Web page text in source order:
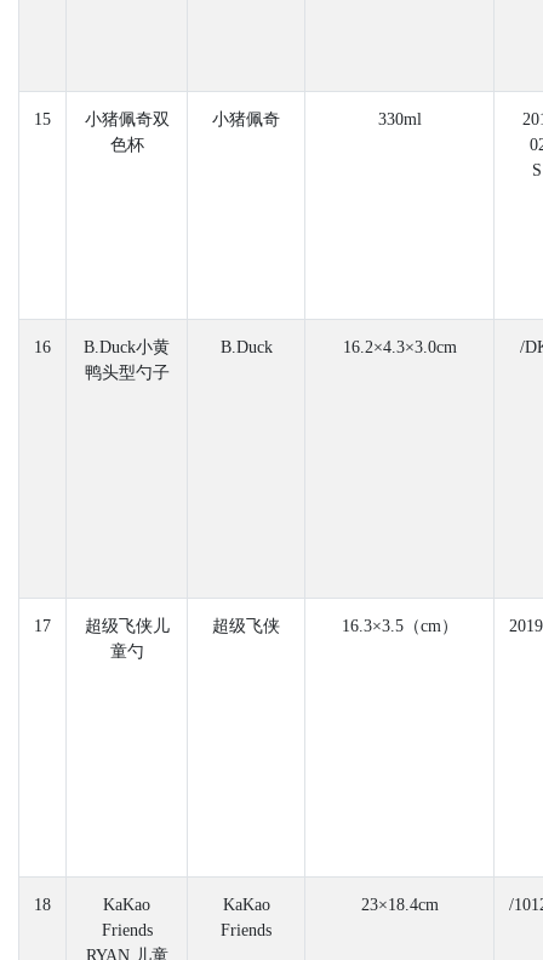
15
小猪佩奇双
色杯
小猪佩奇 330ml
16
B.Duck小黄
鸭头型勺子
B.Duck 16.2×4.3×3.0cm /
17
超级飞侠儿
童勺
超级飞侠 16.3×3.5（cm）
18
KaKao
Friends
RYAN 儿童
KaKao
Friends
23×18.4cm /